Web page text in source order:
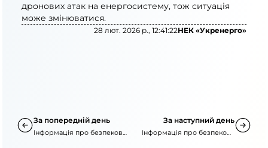
дронових атак на енергосистему, тож ситуація
може змінюватися.
28 лют. 2026 р., 12:41:22НЕК «Укренерго»
За попередній день
Інформація про безпекову
За наступний день
Інформація про безпекову